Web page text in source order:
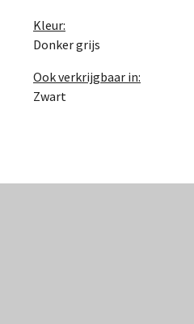
Kleur:
Donker grijs
Ook verkrijgbaar in:
Zwart